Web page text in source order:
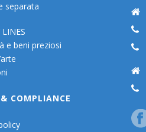
separata
LINES
e beni preziosi
COMPLIANCE